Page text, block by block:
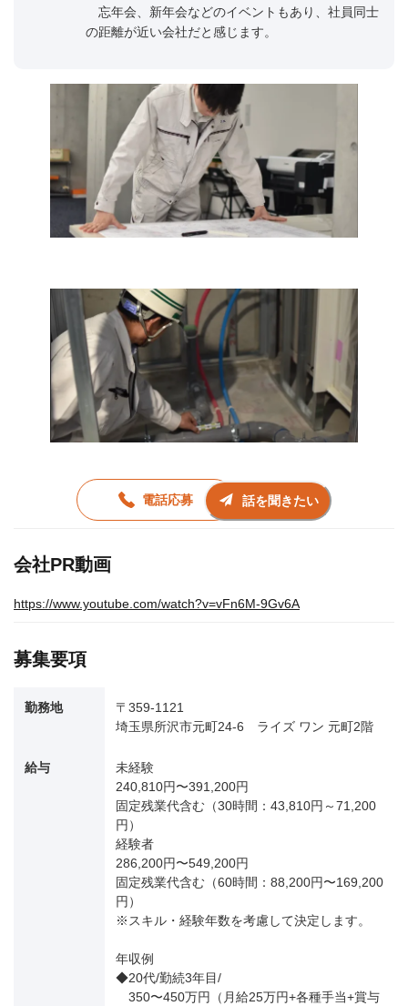
忘年会、新年会などのイベントもあり、社員同士
の距離が近い会社だと感じます。
電話応募 話を聞きたい
会社PR動画
https://www.youtube.com/watch?v=vFn6M-9Gv6A
募集要項
勤務地
〒359-1121
埼玉県所沢市元町24-6 ライズ ワン 元町2階
給与
未経験
240,810円〜391,200円
固定残業代含む（30時間：43,810円～71,200
円）
経験者
286,200円〜549,200円
固定残業代含む（60時間：88,200円〜169,200
円）
※スキル・経験年数を考慮して決定します。
年収例
◆20代/勤続3年目/
350〜450万円（月給25万円+各種手当+賞与